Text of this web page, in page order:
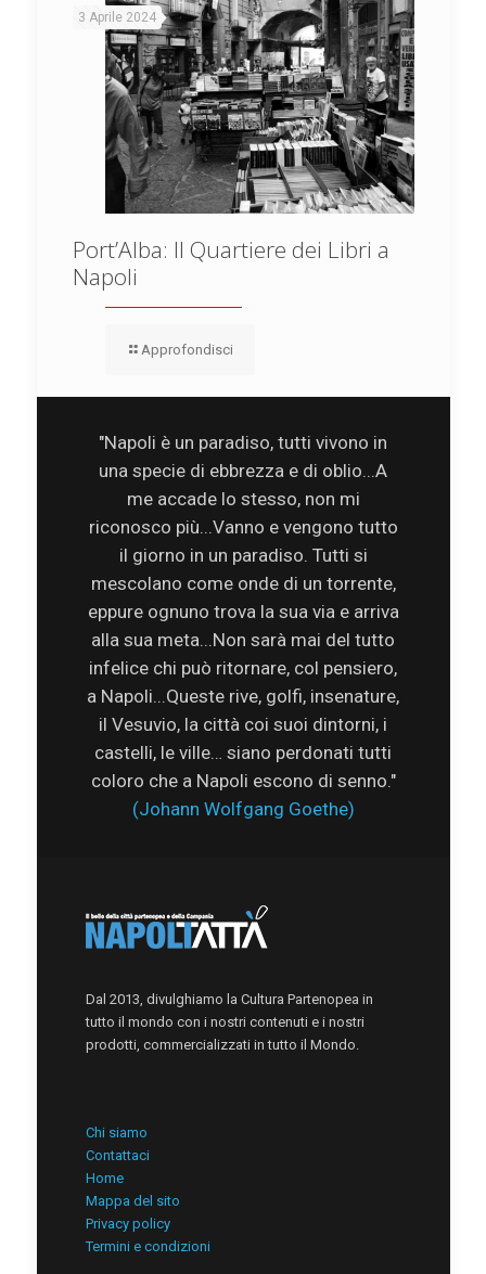
3 Aprile 2024
Port’Alba: Il Quartiere dei Libri a
Napoli
Approfondisci
"Napoli è un paradiso, tutti vivono in
una specie di ebbrezza e di oblio...A
me accade lo stesso, non mi
riconosco più...Vanno e vengono tutto
il giorno in un paradiso. Tutti si
mescolano come onde di un torrente,
eppure ognuno trova la sua via e arriva
alla sua meta...Non sarà mai del tutto
infelice chi può ritornare, col pensiero,
a Napoli...Queste rive, golfi, insenature,
il Vesuvio, la città coi suoi dintorni, i
castelli, le ville… siano perdonati tutti
coloro che a Napoli escono di senno."
(Johann Wolfgang Goethe)
Dal 2013, divulghiamo la Cultura Partenopea in
tutto il mondo con i nostri contenuti e i nostri
prodotti, commercializzati in tutto il Mondo.
Chi siamo
Contattaci
Home
Mappa del sito
Privacy policy
Termini e condizioni